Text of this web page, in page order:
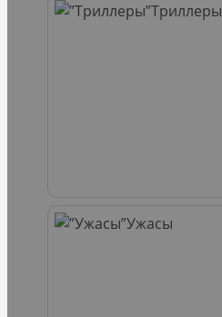
Триллеры
Ужасы